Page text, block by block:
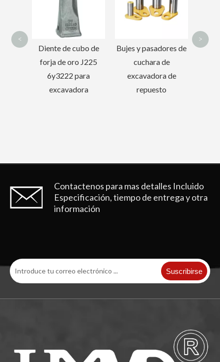
Diente de cubo de
forja de oro J225
6y3222 para
excavadora
Bujes y pasadores de
cuchara de
excavadora de
repuesto
< >
Contactenos para mas detalles Incluido
Especificación, tiempo de entrega y otra
información
Suscribirse